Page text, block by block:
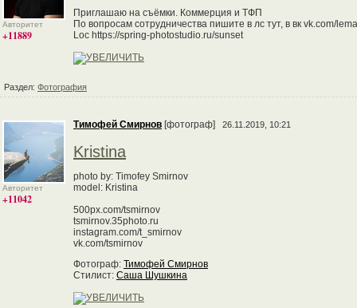
Авторитет
+11889
Приглашаю на съёмки. Коммерция и ТФП
По вопросам сотрудничества пишите в лс тут, в вк vk.com/
Loc https://spring-photostudio.ru/sunset
Раздел: Фотография
Авторитет
+11042
Тимофей Смирнов [фотограф] 26.11.2019, 10:21
Kristina
photo by: Timofey Smirnov
model: Kristina
500px.com/tsmirnov
tsmirnov.35photo.ru
instagram.com/t_smirnov
vk.com/tsmirnov
Фотограф: Тимофей Смирнов
Стилист: Саша Шушкина